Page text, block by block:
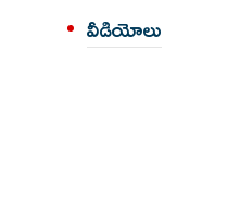
వీడియోలు